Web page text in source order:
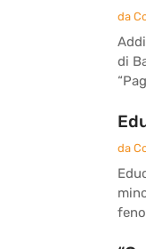
da
di
da